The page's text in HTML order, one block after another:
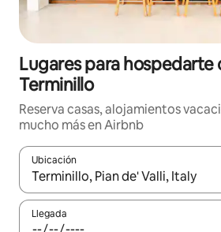
Lugares para hospedarte
Terminillo
Reserva casas, alojamientos
mucho más en Airbnb
Ubicación
Cuando los resultados estén
Llegada